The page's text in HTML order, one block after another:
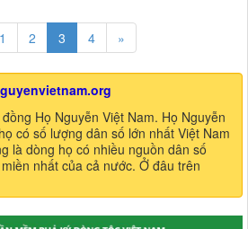
1 2 3 4 »
Họ Nguyễn Việt Nam. Họ Nguyễn
có số lượng dân số lớn nhất Việt Nam
là dòng họ có nhiều nguồn dân số
nhất của cả nước. Ở đâu trên